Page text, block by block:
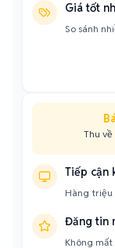
Giá tốt
So sánh
Thu
Tiếp cận
Hàng triệu
Đăng tin
Không